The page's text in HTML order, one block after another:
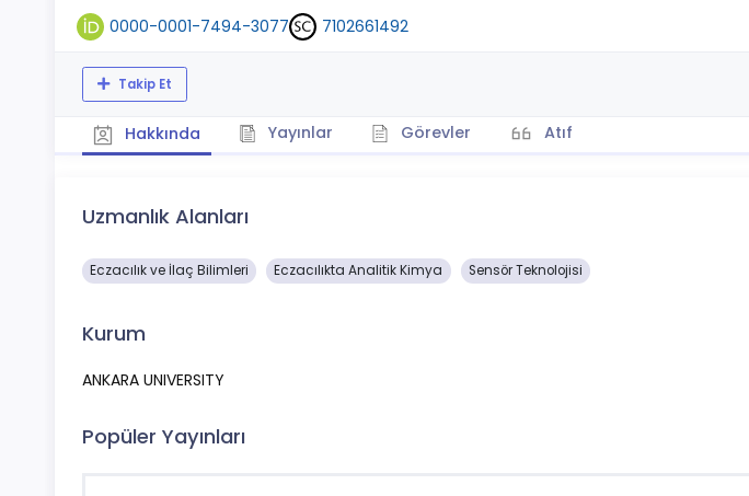
0000-0001-7494-3077 7102661492
Takip Et
Hakkında Yayınlar Görevler Atıf
Uzmanlık Alanları
Eczacılık ve İlaç Bilimleri Eczacılıkta Analitik Kimya Sensör Teknolojisi
Kurum
ANKARA UNIVERSITY
Popüler Yayınları